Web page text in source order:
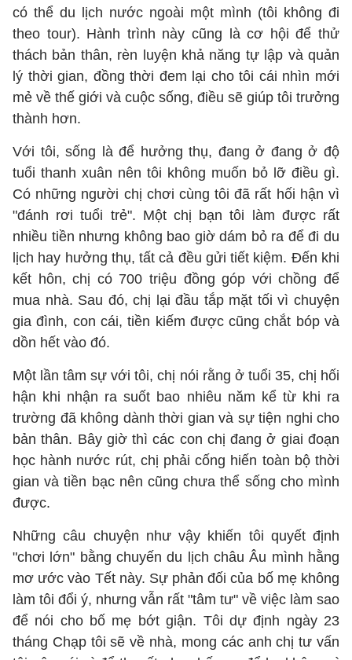
có thể du lịch nước ngoài một mình (tôi không đi
theo tour). Hành trình này cũng là cơ hội để thử
thách bản thân, rèn luyện khả năng tự lập và quản
lý thời gian, đồng thời đem lại cho tôi cái nhìn mới
mẻ về thế giới và cuộc sống, điều sẽ giúp tôi trưởng
thành hơn.
Với tôi, sống là để hưởng thụ, đang ở đang ở độ
tuổi thanh xuân nên tôi không muốn bỏ lỡ điều gì.
Có những người chị chơi cùng tôi đã rất hối hận vì
"đánh rơi tuổi trẻ". Một chị bạn tôi làm được rất
nhiều tiền nhưng không bao giờ dám bỏ ra để đi du
lịch hay hưởng thụ, tất cả đều gửi tiết kiệm. Đến khi
kết hôn, chị có 700 triệu đồng góp với chồng để
mua nhà. Sau đó, chị lại đầu tắp mặt tối vì chuyện
gia đình, con cái, tiền kiếm được cũng chắt bóp và
dồn hết vào đó.
Một lần tâm sự với tôi, chị nói rằng ở tuổi 35, chị hối
hận khi nhận ra suốt bao nhiêu năm kể từ khi ra
trường đã không dành thời gian và sự tiện nghi cho
bản thân. Bây giờ thì các con chị đang ở giai đoạn
học hành nước rút, chị phải cống hiến toàn bộ thời
gian và tiền bạc nên cũng chưa thể sống cho mình
được.
Những câu chuyện như vậy khiến tôi quyết định
"chơi lớn" bằng chuyến du lịch châu Âu mình hằng
mơ ước vào Tết này. Sự phản đối của bố mẹ không
làm tôi đổi ý, nhưng vẫn rất "tâm tư" về việc làm sao
để nói cho bố mẹ bớt giận. Tôi dự định ngày 23
tháng Chạp tôi sẽ về nhà, mong các anh chị tư vấn